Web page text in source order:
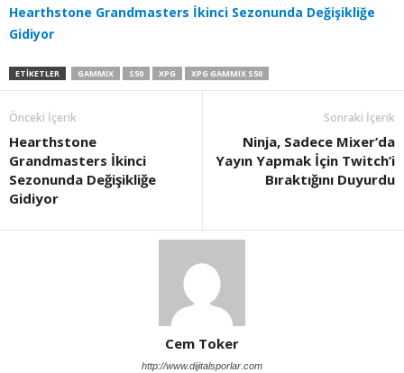
Hearthstone Grandmasters İkinci Sezonunda Değişikliğe
Gidiyor
ETIKETLER GAMMIX S50 XPG XPG GAMMIX S50
Önceki İçerik
Hearthstone
Grandmasters İkinci
Sezonunda Değişikliğe
Gidiyor
Sonraki İçerik
Ninja, Sadece Mixer’da
Yayın Yapmak İçin Twitch’i
Bıraktığını Duyurdu
Cem Toker
http://www.dijitalsporlar.com